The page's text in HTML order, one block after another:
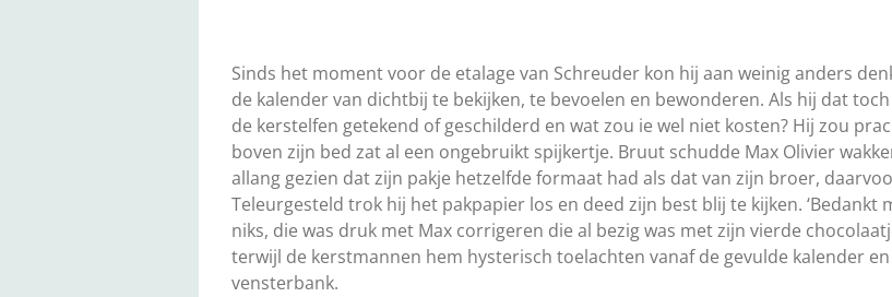
Sinds het moment voor de etalage van Schreuder kon hij aan weinig anders
de kalender van dichtbij te bekijken, te bevoelen en bewonderen. Als hij dat
de kerstelfen getekend of geschilderd en wat zou ie wel niet kosten? Hij zou
boven zijn bed zat al een ongebruikt spijkertje. Bruut schudde Max Olivier
allang gezien dat zijn pakje hetzelfde formaat had als dat van zijn broer,
Teleurgesteld trok hij het pakpapier los en deed zijn best blij te kijken. ‘Bedankt
niks, die was druk met Max corrigeren die al bezig was met zijn vierde
terwijl de kerstmannen hem hysterisch toelachten vanaf de gevulde kalender
vensterbank.